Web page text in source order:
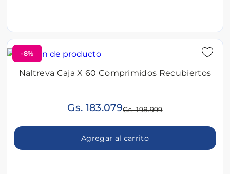
-8%
Naltreva Caja X 60 Comprimidos Recubiertos
Gs. 183.079Gs. 198.999
Agregar al carrito